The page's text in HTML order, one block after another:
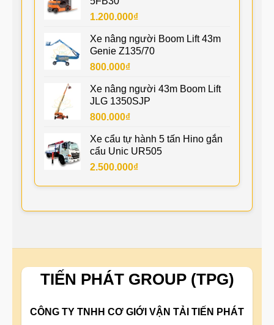
1.200.000₫
Xe nâng người Boom Lift 43m
Genie Z135/70
800.000₫
Xe nâng người 43m Boom Lift
JLG 1350SJP
800.000₫
Xe cẩu tự hành 5 tấn Hino gắn
cẩu Unic UR505
2.500.000₫
TIẾN PHÁT GROUP (TPG)
CÔNG TY TNHH CƠ GIỚI VẬN TẢI TIẾN PHÁT